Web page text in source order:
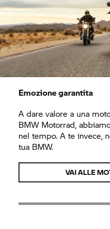
Emozione garantita
A dare valore a una
BMW Motorrad,
nel tempo. A te invece,
tua BMW.
VAI ALLE